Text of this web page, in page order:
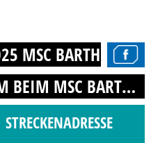
MSC BARTH E.V.
50. CLUBSPORT-MX-LM BEIM MSC BARTH E.V.
STRECKENADRESSE